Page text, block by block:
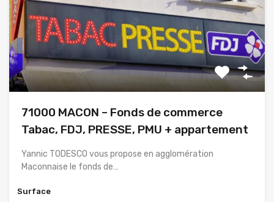
71000 MACON – Fonds de commerce
Tabac, FDJ, PRESSE, PMU + appartement
Yannic TODESCO vous propose en agglomération
Maconnaise le fonds de…
Surface